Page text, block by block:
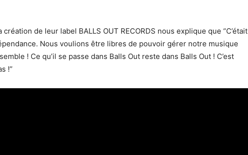
création de leur label BALLS OUT RECORDS nous explique que “C’était
Nous voulions être libres de pouvoir gérer notre musique
! Ce qu’il se passe dans Balls Out reste dans Balls Out ! C’est
!”